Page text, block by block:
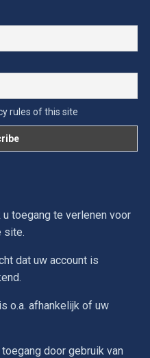
rules of this site
toegang te verlenen voor
site.
dat uw account is
o.a. afhankelijk of uw
door gebruik van